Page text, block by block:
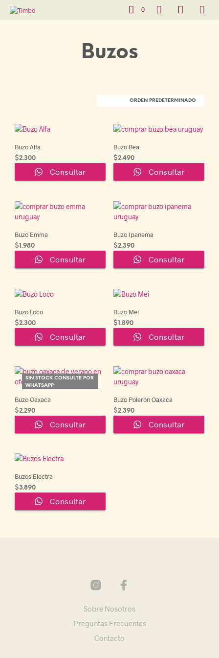
0
Buzos
Buzo Alfa
$2.300
Consultar
Buzo Bea
$2.490
Consultar
Buzo Emma
$1.980
producto
variantes.
opciones
se
pueden
elegir
la
página
de
producto
Consultar
Buzo Ipanema
$2.390
Consultar
Buzo Loco
$2.300
producto
variantes.
Las
se
pueden
en
página
producto
Consultar
Buzo Mei
$1.890
Consultar
SIN STOCK CONSULTE POR
WHATSAPP
Buzo Oaxaca
$2.290
Consultar
Buzo Polerón Oaxaca
$2.390
Consultar
Buzos Electra
$3.890
Consultar
Sobre Nosotros
Preguntas Frecuentes
Contacto